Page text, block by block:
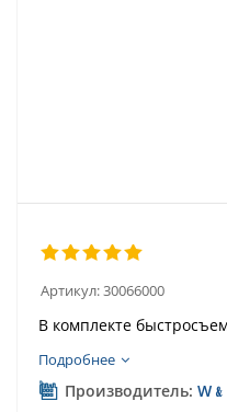
Артикул:30066000
В комплекте
Подробнее
Производитель: